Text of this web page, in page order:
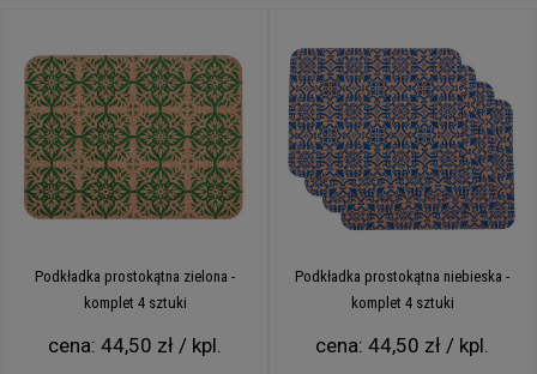
Podkładka prostokątna zielona -
komplet 4 sztuki
cena: 44,50 zł / kpl.
Podkładka prostokątna niebieska -
komplet 4 sztuki
cena: 44,50 zł / kpl.